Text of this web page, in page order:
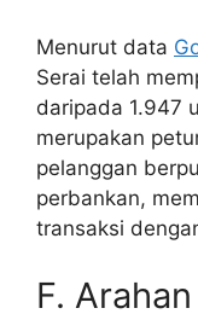
Menurut data
Serai telah
daripada 1.947
merupakan
pelanggan
perbankan,
transaksi
F.